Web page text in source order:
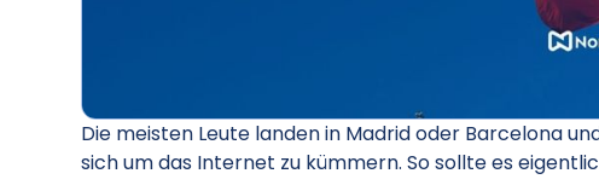
Die meisten Leute landen in Madrid oder Barcelona
sich um das Internet zu kümmern. So sollte es